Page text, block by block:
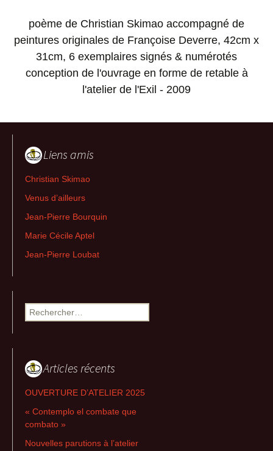
poème de Christian Skimao accompagné de
peintures originales de Françoise Deverre, 42cm x
31cm, 6 exemplaires signés & numérotés
conception de l'ouvrage en forme de retable à
l'atelier de l'Exil - 2009
Liens amis
Christian Skimao
Venus d’ailleurs
Jean-Pierre Bourquin
Marie Cécile Aptel
Jean-Pierre Loubat
Rechercher :
Articles récents
OUVERTURE D’ATELIER 2025
« Contemplo el combate que
combato »
Nouvelles parutions à l’atelier